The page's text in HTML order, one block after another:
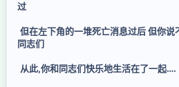
过
但在左下角的一堆死亡消息过后 但你
同志们
从此,你和同志们快乐地生活在了一起….